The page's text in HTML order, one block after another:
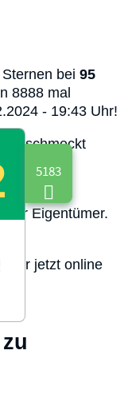
Sternen bei 95
8888 mal
- 19:43 Uhr!
schmeckt
Logos
der Eigentümer.
5183
jetzt online